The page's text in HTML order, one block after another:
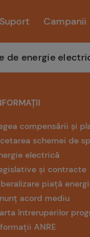
Suport Campanii
de energie
compensării și
schemei de
electrică
și contracte
piață
acord mediu
întreruperilor
ANRE